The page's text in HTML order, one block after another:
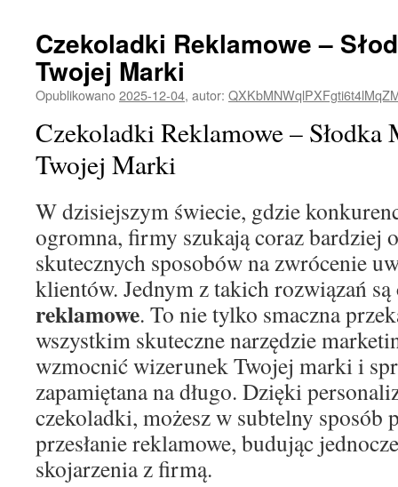
Czekoladki Reklamowe –
Twojej Marki
Opublikowano2025-12-04, autor:
Czekoladki Reklamowe –
Twojej Marki
W dzisiejszym świecie, gdzie
ogromna, firmy szukają coraz bardziej
skutecznych sposobów na zwrócenie
klientów. Jednym z takich rozwiązań są
reklamowe. To nie tylko smaczna
wszystkim skuteczne narzędzie
wzmocnić wizerunek Twojej marki i
zapamiętana na długo. Dzięki
czekoladki, możesz w subtelny sposób
przesłanie reklamowe, budując
skojarzenia z firmą.